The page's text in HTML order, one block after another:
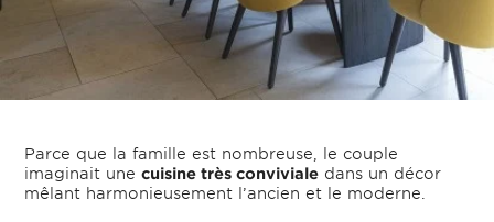
Parce que la famille est nombreuse, le couple
imaginait unecuisine très conviviale dans un décor
mêlant harmonieusement l’ancien et le moderne.